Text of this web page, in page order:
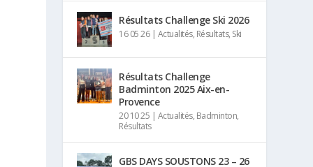
Résultats Challenge Ski 2026
16 05 26| Actualités, Résultats, Ski
Résultats Challenge
Badminton 2025 Aix-en-
Provence
20 10 25 | Actualités, Badminton,
Résultats
GBS DAYS SOUSTONS 23 – 26